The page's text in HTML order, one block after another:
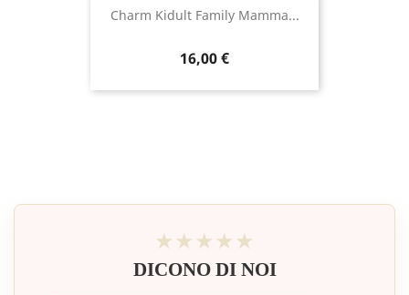
Charm Kidult Family Mamma...
Prezzo
16,00 €
★★★★★
DICONO DI NOI